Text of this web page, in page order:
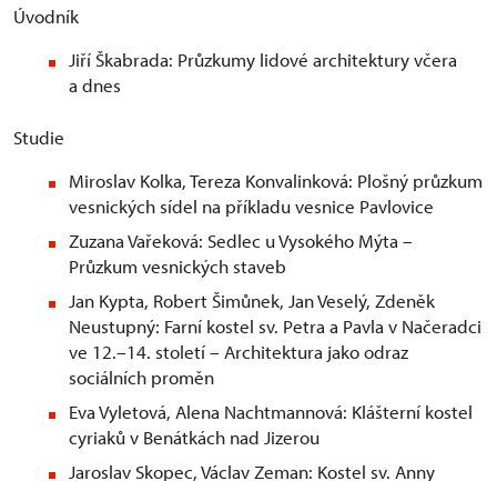
Úvodník
Jiří Škabrada: Průzkumy lidové architektury včera
a dnes
Studie
Miroslav Kolka, Tereza Konvalinková: Plošný průzkum
vesnických sídel na příkladu vesnice Pavlovice
Zuzana Vařeková: Sedlec u Vysokého Mýta –
Průzkum vesnických staveb
Jan Kypta, Robert Šimůnek, Jan Veselý, Zdeněk
Neustupný: Farní kostel sv. Petra a Pavla v Načeradci
ve 12.–14. století – Architektura jako odraz
sociálních proměn
Eva Vyletová, Alena Nachtmannová: Klášterní kostel
cyriaků v Benátkách nad Jizerou
Jaroslav Skopec, Václav Zeman: Kostel sv. Anny